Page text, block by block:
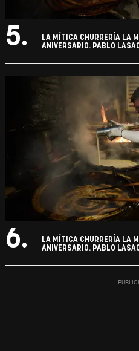
5.
LA MÍTICA CHURRERÍA LA
ANIVERSARIO. PABLO
6.
LA MÍTICA CHURRERÍA LA
ANIVERSARIO. PABLO